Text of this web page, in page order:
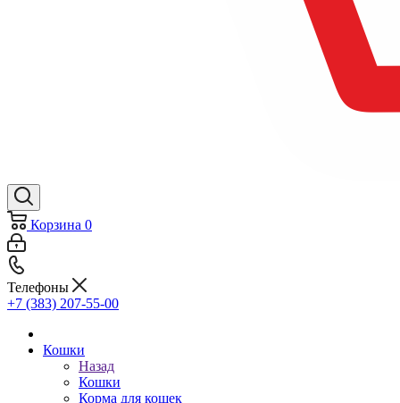
Корзина 0
Телефоны
+7 (383) 207-55-00
Кошки
Назад
Кошки
Корма для кошек